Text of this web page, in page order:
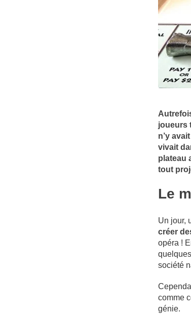
joueurs
n’y
vivait
plateau
tout
Le
Un jour,
créer
opéra !
société
comme
génie.